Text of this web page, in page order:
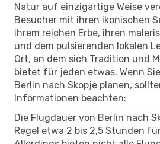
Natur auf einzigartige Weise
Besucher mit ihren ikonischen
ihrem reichen Erbe, ihren
und dem pulsierenden lokalen
Ort, an dem sich Tradition und
bietet für jeden etwas. Wenn
Berlin nach Skopje planen,
Informationen beachten:
Die Flugdauer von Berlin nach
Regel etwa 2 bis 2,5 Stunden